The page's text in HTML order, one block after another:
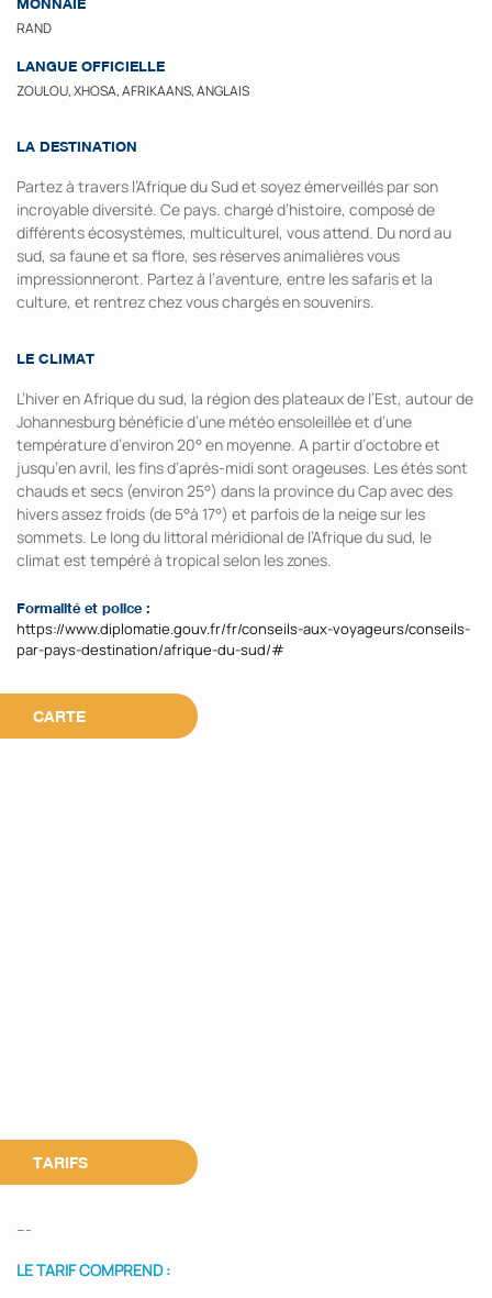
RAND
LANGUE OFFICIELLE
ZOULOU, XHOSA, AFRIKAANS, ANGLAIS
LA DESTINATION
Partez à travers l’Afrique du Sud et soyez émerveillés par son
incroyable diversité. Ce pays. chargé d’histoire, composé de
différents écosystèmes, multiculturel, vous attend. Du nord au
sud, sa faune et sa flore, ses réserves animalières vous
impressionneront. Partez à l’aventure, entre les safaris et la
culture, et rentrez chez vous chargés en souvenirs.
LE CLIMAT
L’hiver en Afrique du sud, la région des plateaux de l’Est, autour de
Johannesburg bénéficie d’une météo ensoleillée et d’une
température d’environ 20° en moyenne. A partir d’octobre et
jusqu’en avril, les fins d’après-midi sont orageuses. Les étés sont
chauds et secs (environ 25°) dans la province du Cap avec des
hivers assez froids (de 5°à 17°) et parfois de la neige sur les
sommets. Le long du littoral méridional de l’Afrique du sud, le
climat est tempéré à tropical selon les zones.
Formalité et police :
https://www.diplomatie.gouv.fr/fr/conseils-aux-voyageurs/conseils-
par-pays-destination/afrique-du-sud/#
CARTE
TARIFS
---
LE TARIF COMPREND :